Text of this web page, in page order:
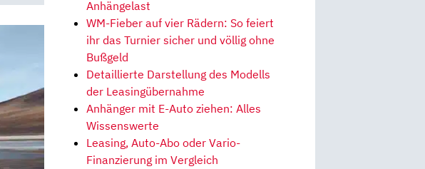
Anhängelast
WM-Fieber auf vier Rädern: So feiert
ihr das Turnier sicher und völlig ohne
Bußgeld
Detaillierte Darstellung des Modells
der Leasingübernahme
Anhänger mit E-Auto ziehen: Alles
Wissenswerte
Leasing, Auto-Abo oder Vario-
Finanzierung im Vergleich